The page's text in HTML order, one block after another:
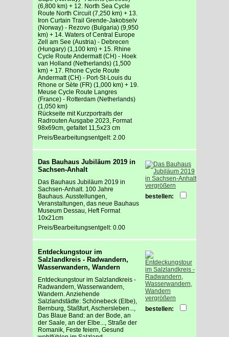
(6,800 km) + 12. North Sea Cycle
Route North Circuit (7,250 km) + 13.
Iron Curtain Trail Grende-Jakobselv
(Norway) - Rezovo (Bulgaria) (9,950
km) + 14. Waters of Central Europe
Zell am See (Austria) - Debrecen
(Hungary) (1,100 km) + 15. Rhine
Cycle Route Andermatt (CH) - Hoek
van Holland (Netherlands) (1,500
km) + 17. Rhone Cycle Route
Andermatt (CH) - Port-St-Louis du
Rhone or Sète (FR) (1,000 km) + 19.
Meuse Cycle Route Langres
(France) - Rotterdam (Netherlands)
(1,050 km)
Rückseite mit Kurzportraits der
Radrouten Ausgabe 2023, Format
98x69cm, gefaltet 11,5x23 cm
Preis/Bearbeitungsentgelt: 2.00
Das Bauhaus Jubiläum 2019 in
Sachsen-Anhalt
Das Bauhaus Jubiläum 2019 in
Sachsen-Anhalt. 100 Jahre
Bauhaus. Ausstellungen,
Veranstaltungen, das neue Bauhaus
Museum Dessau, Heft Format
10x21cm
Preis/Bearbeitungsentgelt: 0.00
vergrößern
bestellen:
Entdeckungstour im
Salzlandkreis - Radwandern,
Wasserwandern, Wandern
Entdeckungstour im Salzlandkreis -
Radwandern, Wasserwandern,
Wandern. Anziehende
Salzlandstädte: Schönebeck (Elbe),
Bernburg, Staßfurt, Aschersleben...,
Das Blaue Band: an der Bode, an
der Saale, an der Elbe..., Straße der
Romanik, Feste feiern, Gesund
vergrößern
bestellen: